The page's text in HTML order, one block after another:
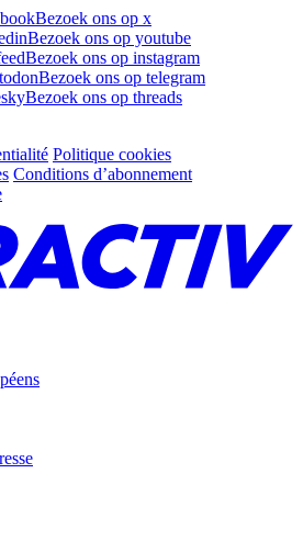
Bezoek ons op x
Bezoek ons op youtube
Bezoek ons op instagram
Bezoek ons op telegram
Bezoek ons op threads
Politique cookies
Conditions d’abonnement